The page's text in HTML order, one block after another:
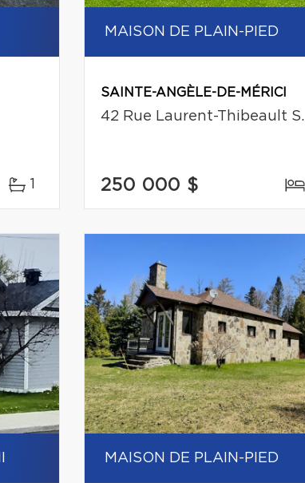
1
MAISON DE PLAIN-PIED
SAINTE-ANGÈLE-DE-MÉRICI
42 Rue Laurent-Thibeault S.
250 000 $
MAISON DE PLAIN-PIED